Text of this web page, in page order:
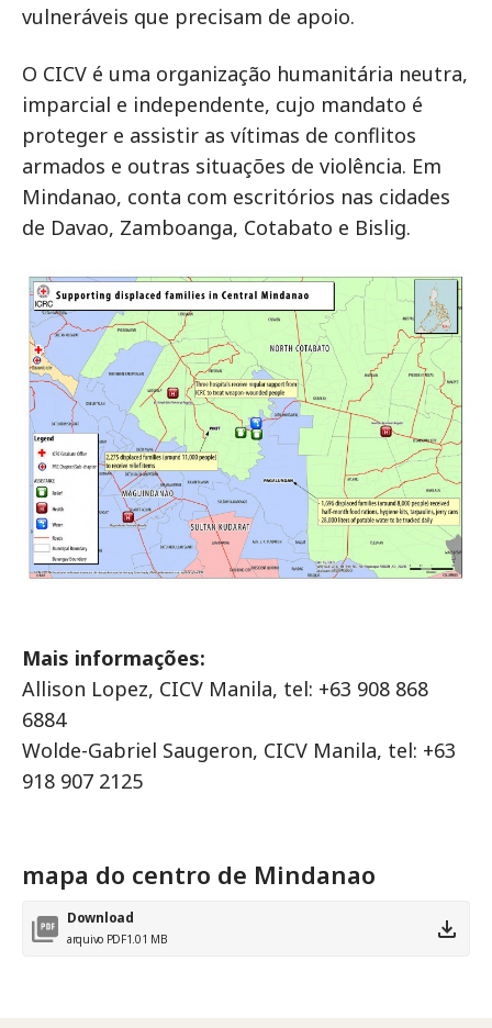
vulneráveis que precisam de apoio.
O CICV é uma organização humanitária neutra,
imparcial e independente, cujo mandato é
proteger e assistir as vítimas de conflitos
armados e outras situações de violência. Em
Mindanao, conta com escritórios nas cidades
de Davao, Zamboanga, Cotabato e Bislig.
Mais informações:
Allison Lopez, CICV Manila, tel: +63 908 868
6884
Wolde-Gabriel Saugeron, CICV Manila, tel: +63
918 907 2125
mapa do centro de Mindanao
Download
arquivo PDF1.01 MB